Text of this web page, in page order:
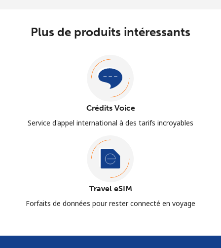
Plus de produits intéressants
Crédits Voice
Service d'appel international à des tarifs incroyables
Travel eSIM
Forfaits de données pour rester connecté en voyage